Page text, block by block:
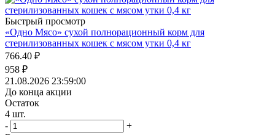
Быстрый просмотр
«Одно Мясо» сухой полнорационный корм для
стерилизованных кошек с мясом утки 0,4 кг
766.40 ₽
958 ₽
21.08.2026 23:59:00
До конца акции
Остаток
4 шт.
-
+